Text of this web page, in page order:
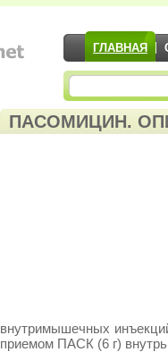
ГЛАВНАЯ
ПАСОМИЦИН.
внутримышечных
приемом ПАСК (6 г)